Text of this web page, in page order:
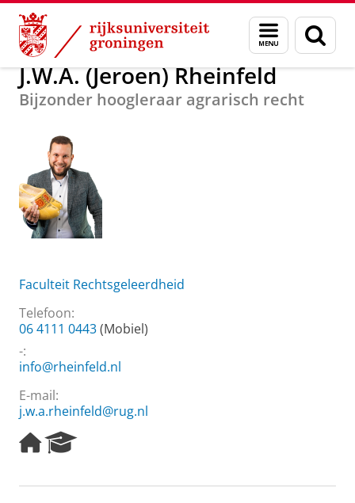
Skip
Content
Skip
Navigation
Menu
en
zoeken
Over ons J.W.A. (Jeroen) Rheinfeld
J.W.A. (Jeroen) Rheinfeld
Bijzonder hoogleraar agrarisch recht
Faculteit Rechtsgeleerdheid
Telefoon:
06 4111 0443(Mobiel)
-:
info@rheinfeld.nl
E-mail:
j.w.a.rheinfeld@rug.nl
H
o
e
e